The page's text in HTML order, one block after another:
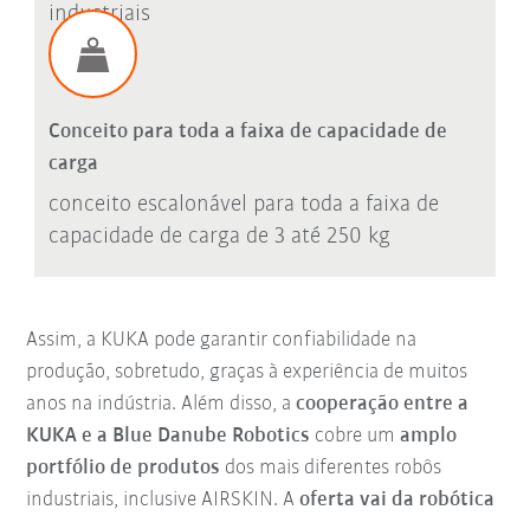
industriais
Conceito para toda a faixa de capacidade de
carga
conceito escalonável para toda a faixa de
capacidade de carga de 3 até 250 kg
Assim, a KUKA pode garantir confiabilidade na
produção, sobretudo, graças à experiência de muitos
anos na indústria. Além disso, a cooperação entre a
KUKA e a Blue Danube Robotics cobre umamplo
portfólio de produtos dos mais diferentes robôs
industriais, inclusive AIRSKIN. Aoferta vai da robótica